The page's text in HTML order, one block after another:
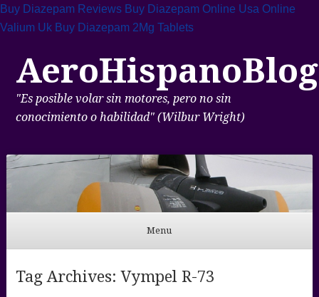
Buy Diazepam Reviews Buy Diazepam Online Usa Online
Valium Uk Buy Diazepam 2Mg Tablets
AeroHispanoBlog
"Es posible volar sin motores, pero no sin
conocimiento o habilidad" (Wilbur Wright)
Menu
Tag Archives:Vympel R-73